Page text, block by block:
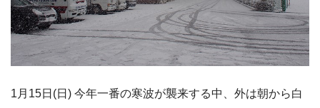
1月15日(日) 今年一番の寒波が襲来する中、外は朝から白